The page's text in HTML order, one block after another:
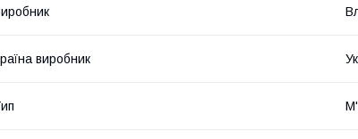
виробник